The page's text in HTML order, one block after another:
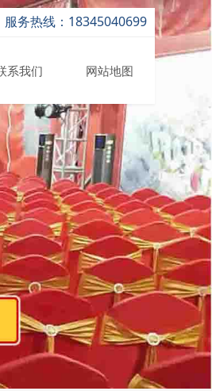
服务热线：18345040699
系我们 网站地图